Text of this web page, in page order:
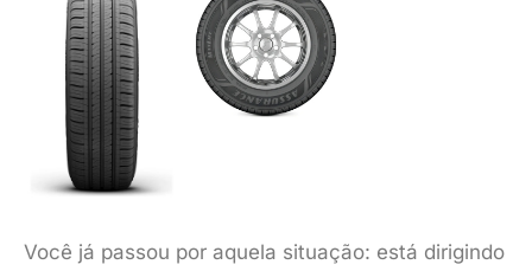
Você já passou por aquela situação: está dirigindo